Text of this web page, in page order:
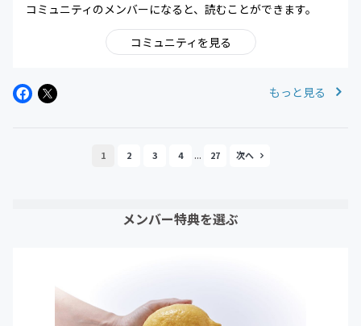
コミュニティのメンバーになると、読むことができます。
コミュニティを見る
もっと見る
1 2 3 4 ... 27
メンバー特典を選ぶ